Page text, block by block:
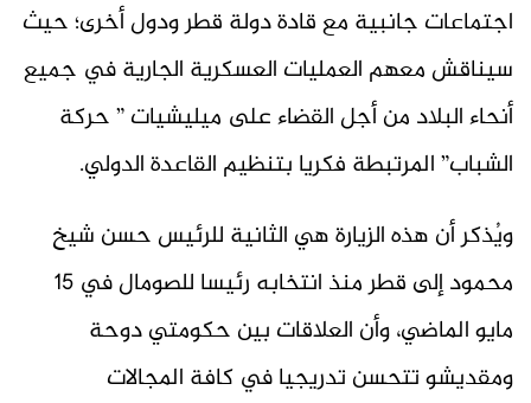
اجتماعات جانبية مع قادة دولة قطر ودول أخرى؛ حيث
سيناقش معهم العمليات العسكرية الجارية في جميع
أنحاء البلاد من أجل القضاء على ميليشيات ” حركة
الشباب” المرتبطة فكريا بتنظيم القاعدة الدولي.
ويُذكر أن هذه الزيارة هي الثانية للرئيس حسن شيخ
محمود إلى قطر منذ انتخابه رئيسا للصومال في 15
مايو الماضي، وأن العلاقات بين حكومتي دوحة
ومقديشو تتحسن تدريجيا في كافة المجالات